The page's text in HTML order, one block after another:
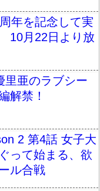
年を記念して実
10月22日より放
里亜のラブシー
解禁！
2 第4話 女子大
って始まる、欲
ル合戦